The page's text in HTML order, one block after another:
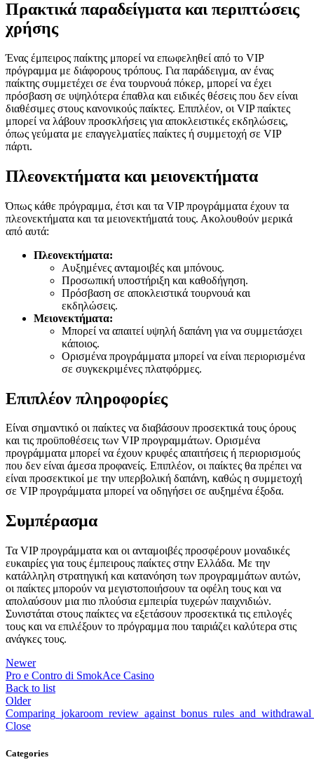
Πρακτικά παραδείγματα και περιπτώσεις
χρήσης
Ένας έμπειρος παίκτης μπορεί να επωφεληθεί από το VIP
πρόγραμμα με διάφορους τρόπους. Για παράδειγμα, αν ένας
παίκτης συμμετέχει σε ένα τουρνουά πόκερ, μπορεί να έχει
πρόσβαση σε υψηλότερα έπαθλα και ειδικές θέσεις που δεν είναι
διαθέσιμες στους κανονικούς παίκτες. Επιπλέον, οι VIP παίκτες
μπορεί να λάβουν προσκλήσεις για αποκλειστικές εκδηλώσεις,
όπως γεύματα με επαγγελματίες παίκτες ή συμμετοχή σε VIP
πάρτι.
Πλεονεκτήματα και μειονεκτήματα
Όπως κάθε πρόγραμμα, έτσι και τα VIP προγράμματα έχουν τα
πλεονεκτήματα και τα μειονεκτήματά τους. Ακολουθούν μερικά
από αυτά:
Πλεονεκτήματα:
Αυξημένες ανταμοιβές και μπόνους.
Προσωπική υποστήριξη και καθοδήγηση.
Πρόσβαση σε αποκλειστικά τουρνουά και
εκδηλώσεις.
Μειονεκτήματα:
Μπορεί να απαιτεί υψηλή δαπάνη για να συμμετάσχει
κάποιος.
Ορισμένα προγράμματα μπορεί να είναι περιορισμένα
σε συγκεκριμένες πλατφόρμες.
Επιπλέον πληροφορίες
Είναι σημαντικό οι παίκτες να διαβάσουν προσεκτικά τους όρους
και τις προϋποθέσεις των VIP προγραμμάτων. Ορισμένα
προγράμματα μπορεί να έχουν κρυφές απαιτήσεις ή περιορισμούς
που δεν είναι άμεσα προφανείς. Επιπλέον, οι παίκτες θα πρέπει να
είναι προσεκτικοί με την υπερβολική δαπάνη, καθώς η συμμετοχή
σε VIP προγράμματα μπορεί να οδηγήσει σε αυξημένα έξοδα.
Συμπέρασμα
Τα VIP προγράμματα και οι ανταμοιβές προσφέρουν μοναδικές
ευκαιρίες για τους έμπειρους παίκτες στην Ελλάδα. Με την
κατάλληλη στρατηγική και κατανόηση των προγραμμάτων αυτών,
οι παίκτες μπορούν να μεγιστοποιήσουν τα οφέλη τους και να
απολαύσουν μια πιο πλούσια εμπειρία τυχερών παιχνιδιών.
Συνιστάται στους παίκτες να εξετάσουν προσεκτικά τις επιλογές
τους και να επιλέξουν το πρόγραμμα που ταιριάζει καλύτερα στις
ανάγκες τους.
Newer
Pro e Contro di SmokAce Casino
Back to list
Older
Close
Categories